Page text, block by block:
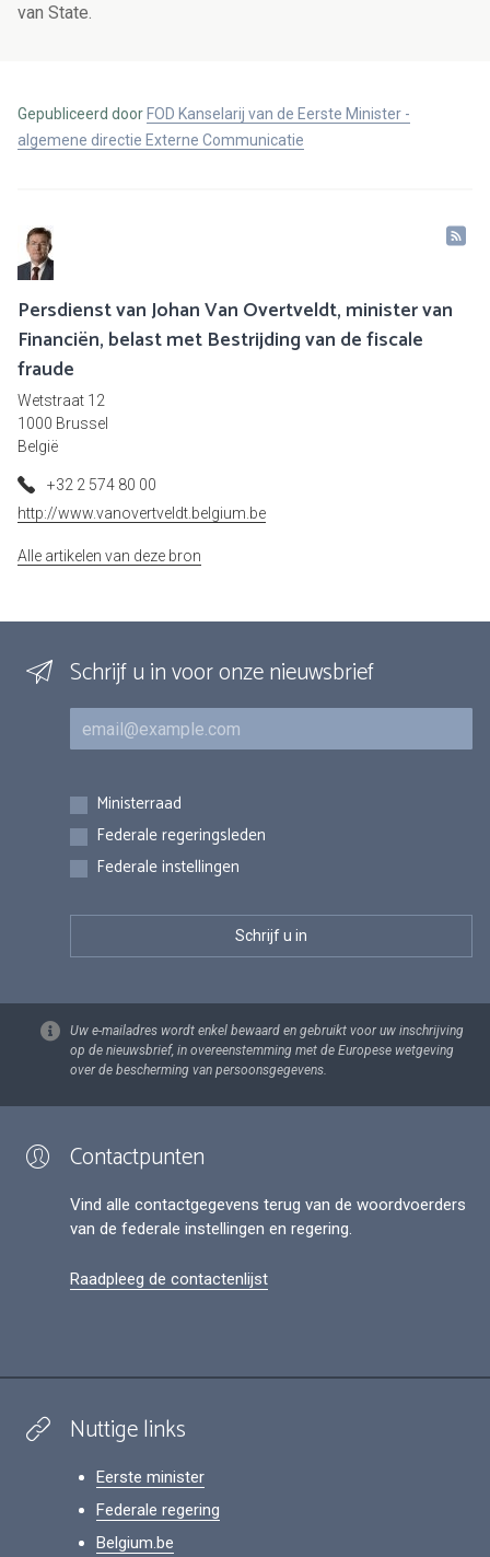
van State.
Gepubliceerd door FOD Kanselarij van de Eerste Minister -
algemene directie Externe Communicatie
Persdienst van Johan Van Overtveldt, minister van
Financiën, belast met Bestrijding van de fiscale
fraude
Wetstraat 12
1000 Brussel
België
+32 2 574 80 00
http://www.vanovertveldt.belgium.be
Alle artikelen van deze bron
Schrijf u in voor onze nieuwsbrief
E-mail
Inschrijvingen
Ministerraad
Federale regeringsleden
Federale instellingen
Uw e-mailadres wordt enkel bewaard en gebruikt voor uw inschrijving
op de nieuwsbrief, in overeenstemming met de Europese wetgeving
over de bescherming van persoonsgegevens.
Contactpunten
Vind alle contactgegevens terug van de woordvoerders
van de federale instellingen en regering.
Raadpleeg de contactenlijst
Nuttige links
Eerste minister
Federale regering
Belgium.be